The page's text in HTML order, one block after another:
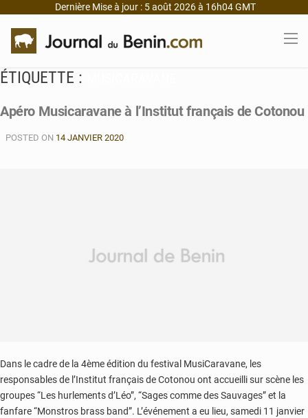
Dernière Mise à jour : 5 août 2026 à 16h04 GMT
ÉTIQUETTE :
Apéro Musicaravane à l’Institut français de Cotonou
POSTED ON 14 JANVIER 2020
Dans le cadre de la 4ème édition du festival MusiCaravane, les
responsables de l’Institut français de Cotonou ont accueilli sur scène les
groupes “Les hurlements d’Léo”, “Sages comme des Sauvages” et la
fanfare “Monstros brass band”. L’événement a eu lieu, samedi 11 janvier